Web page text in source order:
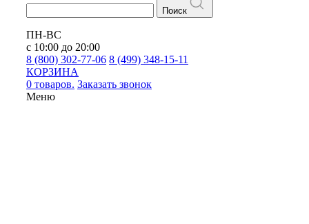
Поиск
ПН-ВС
с 10:00 до 20:00
8 (800) 302-77-06 8 (499) 348-15-11
КОРЗИНА
0 товаров. Заказать звонок
Меню